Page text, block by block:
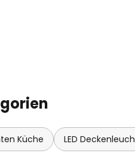
Küche LED